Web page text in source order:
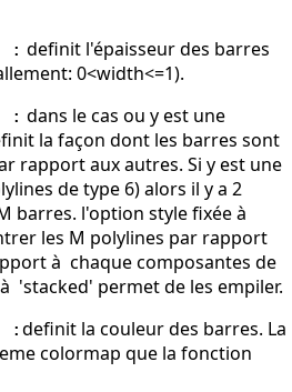
: definit l'épaisseur des barres
0<width<=1).
: dans le cas ou y est une
la façon dont les barres sont
rapport aux autres. Si y est une
de type 6) alors il y a 2
barres. l'option style fixée à
les M polylines par rapport
à chaque composantes de
'stacked' permet de les empiler.
: definit la couleur des barres. La
colormap que la fonction